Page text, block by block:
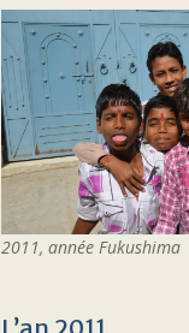
2011, année Fukushima